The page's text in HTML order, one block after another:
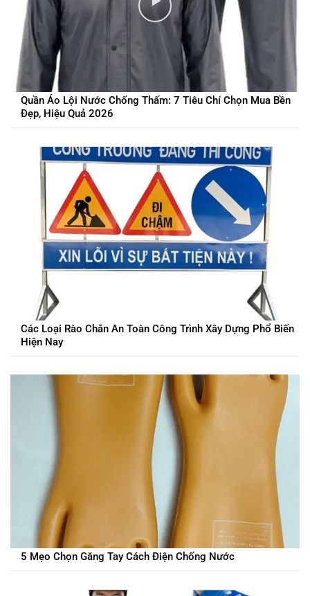
Quần Áo Lội Nước Chống Thấm: 7 Tiêu Chí Chọn Mua Bền
Đẹp, Hiệu Quả 2026
Các Loại Rào Chắn An Toàn Công Trình Xây Dựng Phổ Biến
Hiện Nay
5 Mẹo Chọn Găng Tay Cách Điện Chống Nước